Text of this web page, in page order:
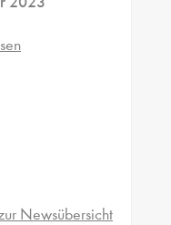
Newsübersicht